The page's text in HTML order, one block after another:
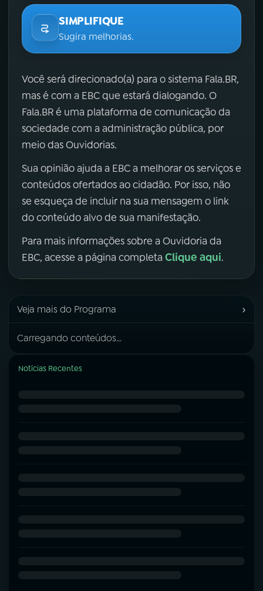
SIMPLIFIQUE
Sugira melhorias.
Você será direcionado(a) para o sistema Fala.BR,
mas é com a EBC que estará dialogando. O
Fala.BR é uma plataforma de comunicação da
sociedade com a administração pública, por
meio das Ouvidorias.
Sua opinião ajuda a EBC a melhorar os serviços e
conteúdos ofertados ao cidadão. Por isso, não
se esqueça de incluir na sua mensagem o link
do conteúdo alvo de sua manifestação.
Para mais informações sobre a Ouvidoria da
EBC, acesse a página completa Clique aqui.
Veja mais do Programa ›
Carregando conteúdos...
Notícias Recentes